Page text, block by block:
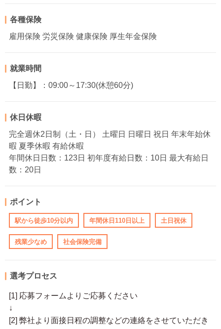
各種保険
雇用保険 労災保険 健康保険 厚生年金保険
就業時間
【日勤】：09:00～17:30(休憩60分)
休日休暇
完全週休2日制（土・日） 土曜日 日曜日 祝日 年末年始休
暇 夏季休暇 有給休暇
年間休日日数：123日 初年度有給日数：10日 最大有給日
数：20日
ポイント
駅から徒歩10分以内 年間休日110日以上 土日祝休
残業少なめ 社会保険完備
選考プロセス
[1] 応募フォームよりご応募ください
↓
[2] 弊社より面接日程の調整などの連絡をさせていただき